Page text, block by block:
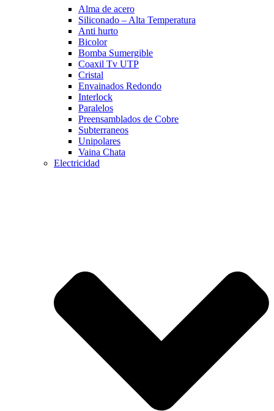
Alma de acero
Siliconado – Alta Temperatura
Anti hurto
Bicolor
Bomba Sumergible
Coaxil Tv UTP
Cristal
Envainados Redondo
Interlock
Paralelos
Preensamblados de Cobre
Subterraneos
Unipolares
Vaina Chata
Electricidad